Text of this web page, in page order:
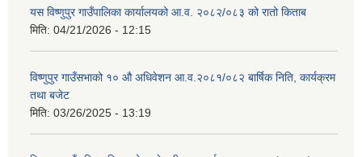
यस विष्णुपुर गाउँपालिका कार्यालयको आ.व. २०८२/०८३ को रातो किताब
मिति: 04/21/2026 - 12:15
विष्णुपुर गाउँसभाको १० औ अधिवेशन आ.व.२०८१/०८२ बार्षिक निति, कार्यक्रम
तथा बजेट
मिति: 03/26/2025 - 13:19